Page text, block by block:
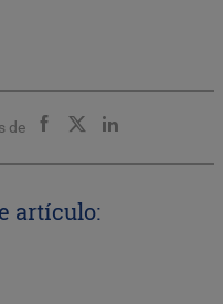
de
artículo: